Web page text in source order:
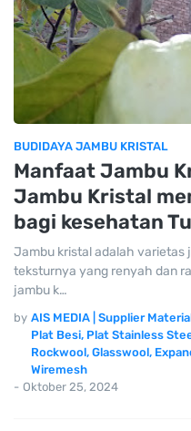
BUDIDAYA JAMBU KRISTAL
Manfaat Jambu
Jambu Kristal
bagi kesehatan
Jambu kristal adalah varietas
teksturnya yang renyah dan
jambu k…
by AIS MEDIA | Supplier
Plat Besi, Plat Stainless
Rockwool, Glasswool,
Wiremesh
- Oktober 25, 2024